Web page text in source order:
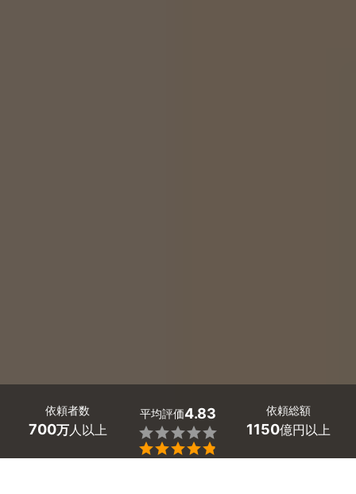
依頼者数
700万人以上
平均評価4.83


依頼総額
1150億円以上